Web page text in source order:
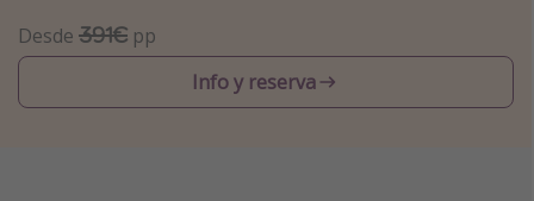
Glamping
Desde 391€ pp
Info y reserva